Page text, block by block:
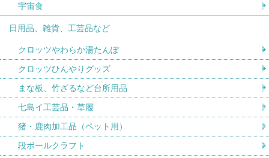
宇宙食
日用品、雑貨、工芸品など
クロッツやわらか湯たんぽ
クロッツひんやりグッズ
まな板、竹ざるなど台所用品
七島イ工芸品・草履
猪・鹿肉加工品（ペット用）
段ボールクラフト